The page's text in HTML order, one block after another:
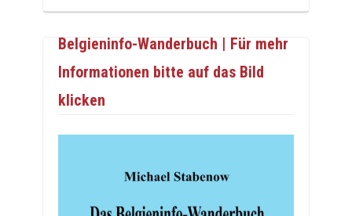
Belgieninfo-Wanderbuch | Für mehr
Informationen bitte auf das Bild
klicken